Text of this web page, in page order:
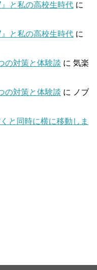
と私の高校生時代 に
と私の高校生時代 に
の対策と体験談 に 気楽
の対策と体験談 に ノブ
と同時に横に移動しま